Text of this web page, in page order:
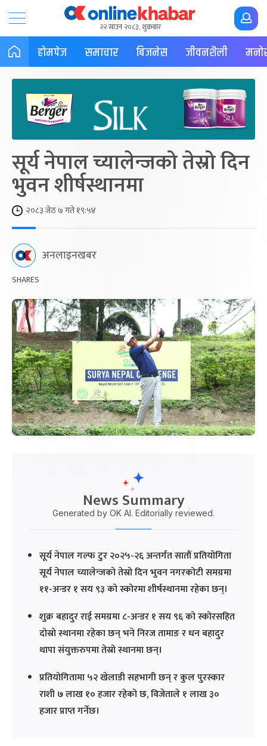
२२ साउन २०८३, शुक्रबार
होमपेज समाचार बिजनेस जीवनशैली
सूर्य नेपाल च्यालेन्जको तेस्रो दिन
भुवन शीर्षस्थानमा
२०८३ जेठ ७ गते १९:५४
अनलाइनखबर
SHARES
News Summary
Generated by OK AI. Editorially reviewed.
सूर्य नेपाल गल्फ टुर २०२५-२६ अन्तर्गत सातौं प्रतियोगिता
सूर्य नेपाल च्यालेन्जको तेस्रो दिन भुवन नगरकोटी समग्रमा
११-अन्डर १ सय ९३ को स्कोरमा शीर्षस्थानमा रहेका छन्।
शुक्र बहादुर राई समग्रमा ८-अन्डर १ सय ९६ को स्कोरसहित
दोस्रो स्थानमा रहेका छन् भने निरज तामाङ र धन बहादुर
थापा संयुक्तरुपमा तेस्रो स्थानमा छन्।
प्रतियोगितामा ५२ खेलाडी सहभागी छन् र कुल पुरस्कार
राशी ७ लाख १० हजार रहेको छ, विजेताले १ लाख ३०
हजार प्राप्त गर्नेछ।